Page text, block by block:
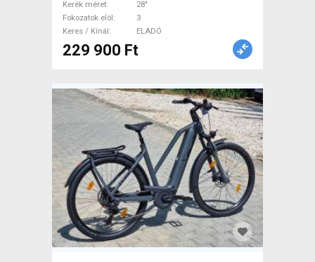
Kerék méret
28"
Fokozatok elöl
3
Keres / Kínál
ELADÓ
229 900 Ft